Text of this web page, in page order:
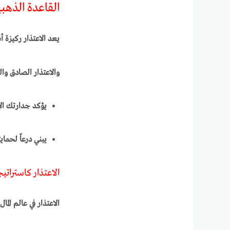
القاعدة
يعد الاعتذار
والاعتذار
يؤكد جدارتك
يبني درعاً
الاعتذار
الاعتذار في عالم